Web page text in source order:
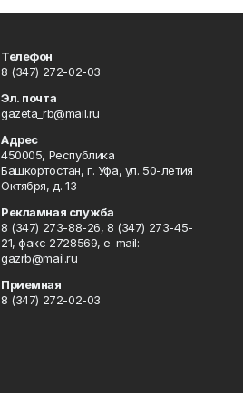
Телефон
8 (347) 272-02-03
Эл. почта
gazeta_rb@mail.ru
Адрес
450005, Республика
Башкортостан, г. Уфа, ул. 50-летия
Октября, д. 13
Рекламная служба
8 (347) 273-88-26, 8 (347) 273-45-
21, факс 2728569, e-mail:
gazrb@mail.ru
Приемная
8 (347) 272-02-03